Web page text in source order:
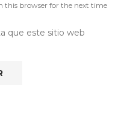
this browser for the next time
que este sitio web